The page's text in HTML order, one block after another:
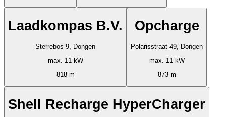
Laadkompas B.V.
Sterrebos 9, Dongen
max. 11 kW
818 m
Opcharge
Polarisstraat 49, Dongen
max. 11 kW
873 m
Shell Recharge HyperCharger